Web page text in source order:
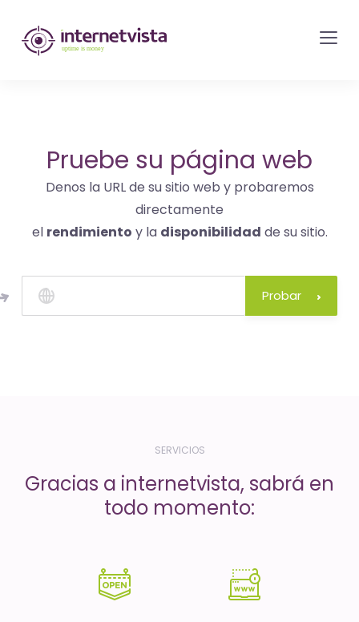
Monitorización
de
del
sitio
web
los
servicios
de
oro
Pruebe su página web
Denos la URL de su sitio web y probaremos
directamente
el rendimiento y la disponibilidad de su sitio.
Probar
SERVICIOS
Gracias a internetvista, sabrá en
todo momento: